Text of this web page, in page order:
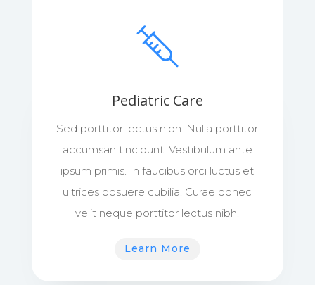
Pediatric Care
Sed porttitor lectus nibh. Nulla porttitor
accumsan tincidunt. Vestibulum ante
ipsum primis. In faucibus orci luctus et
ultrices posuere cubilia. Curae donec
velit neque porttitor lectus nibh.
Learn More